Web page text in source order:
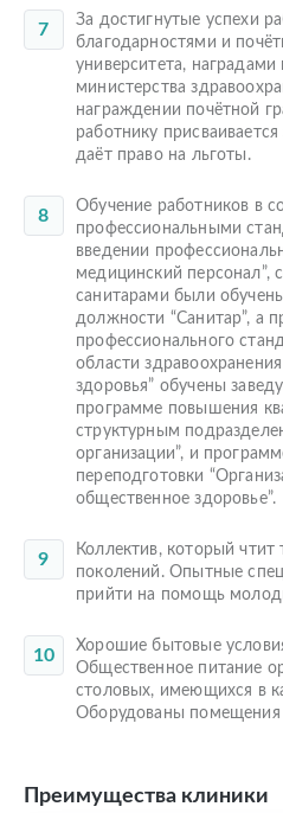
За достигнутые успехи
благодарностями и
университета, наградами
министерства
награждении почётной
работнику присваивается
даёт право на льготы.
Обучение работников в
профессиональными
введении
медицинский персонал”,
санитарами были
должности “Санитар”, а
профессионального
области
здоровья” обучены
программе повышения
структурным
организации”, и
переподготовки
общественное здоровье”.
Коллектив, который
поколений. Опытные
прийти на помощь
Хорошие бытовые
Общественное питание
столовых, имеющихся в
Оборудованы
Преимущества клиники